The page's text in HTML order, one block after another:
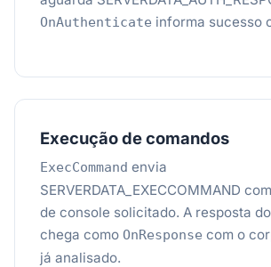
OnAuthenticate informa sucesso
Execução de comandos
ExecCommand envia
SERVERDATA_EXECCOMMAND
de console solicitado. A resposta
chega como OnResponse com o
já analisado.